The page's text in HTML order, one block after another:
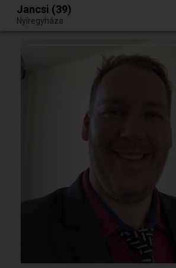
Egy jó randiból bármi lehet.
Jancsi (39)
Nyíregyháza